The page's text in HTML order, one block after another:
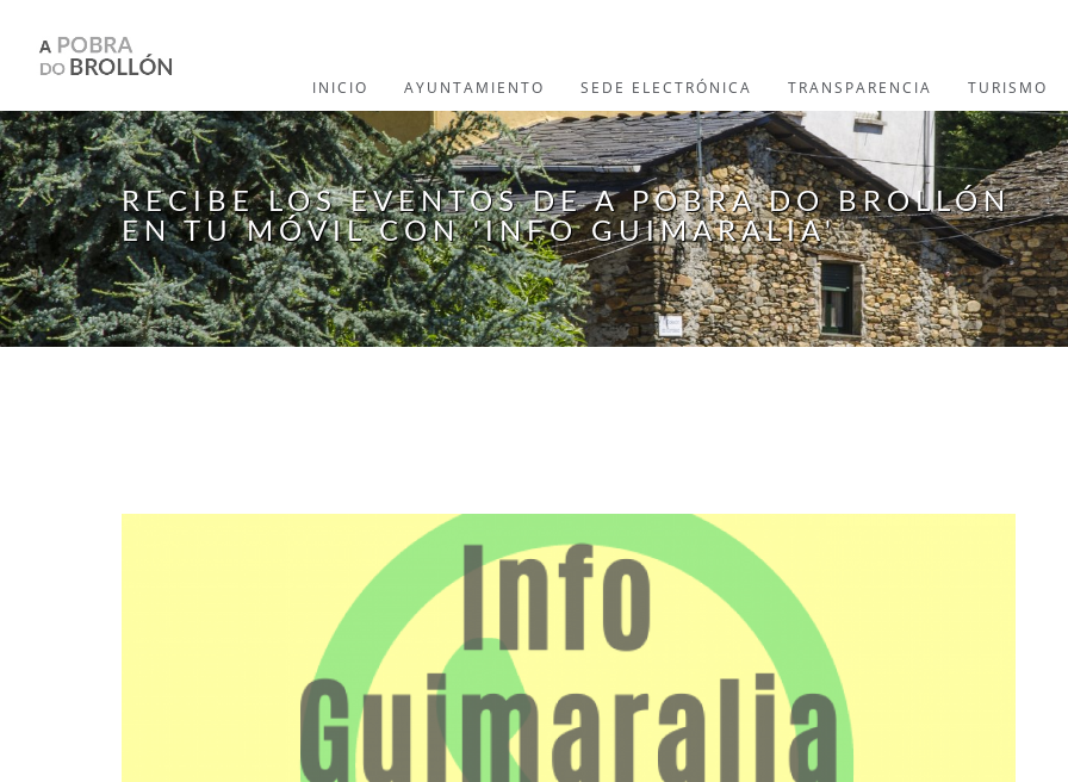
INICIO AYUNTAMIENTO SEDE ELECTRÓNICA TRANSPARENCIA TURISMO
RECIBE LOS EVENTOS DE A POBRA DO BROLLÓN
EN TU MÓVIL CON 'INFO GUIMARALIA'